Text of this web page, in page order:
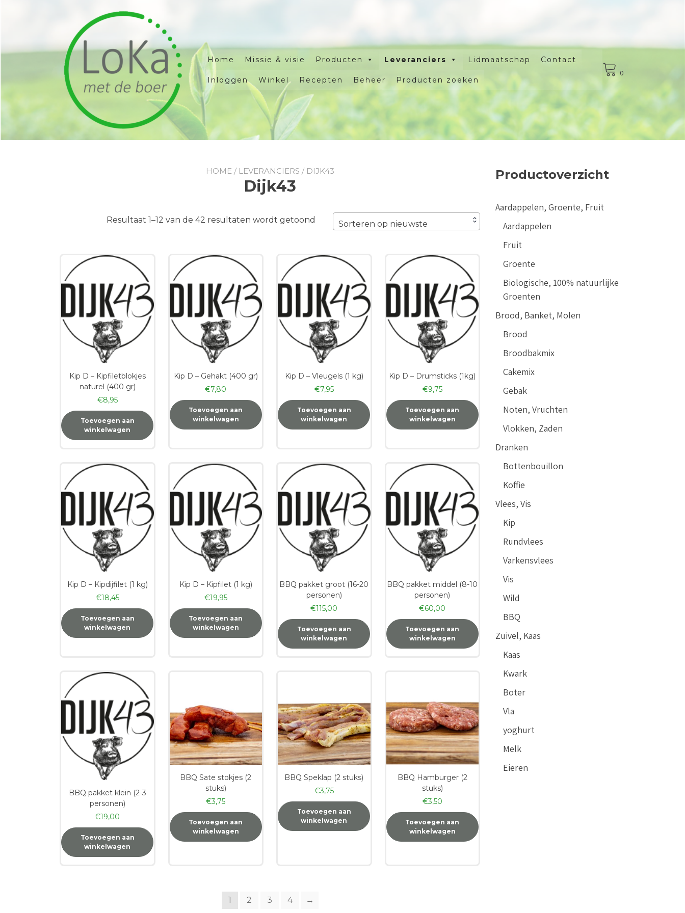
Home Missie & visie Producten Leveranciers Lidmaatschap Contact
Inloggen Winkel Recepten Beheer Producten zoeken
0
HOME/ LEVERANCIERS / DIJK43
Dijk43
Resultaat 1–12 van de 42 resultaten wordt getoond
GesorteerdSorteren op nieuwste
Kip D – Kipfiletblokjes
naturel (400 gr)
€8,95
Toevoegen aan
winkelwagen
Kip D – Gehakt (400 gr)
€7,80
Toevoegen aan
winkelwagen
Kip D – Vleugels (1 kg)
€7,95
Toevoegen aan
winkelwagen
Kip D – Drumsticks (1kg)
€9,75
Toevoegen aan
winkelwagen
Kip D – Kipdijfilet (1 kg)
€18,45
Toevoegen aan
winkelwagen
Kip D – Kipfilet (1 kg)
€19,95
Toevoegen aan
winkelwagen
BBQ pakket groot (16-20
personen)
€115,00
Toevoegen aan
winkelwagen
BBQ pakket middel (8-10
personen)
€60,00
Toevoegen aan
winkelwagen
BBQ pakket klein (2-3
personen)
€19,00
Toevoegen aan
winkelwagen
BBQ Sate stokjes (2
stuks)
€3,75
Toevoegen aan
winkelwagen
BBQ Speklap (2 stuks)
€3,75
Toevoegen aan
winkelwagen
BBQ Hamburger (2
stuks)
€3,50
Toevoegen aan
winkelwagen
1 2 3 4 →
Productoverzicht
Aardappelen, Groente, Fruit
Aardappelen
Fruit
Groente
Biologische, 100% natuurlijke
Groenten
Brood, Banket, Molen
Brood
Broodbakmix
Cakemix
Gebak
Noten, Vruchten
Vlokken, Zaden
Dranken
Bottenbouillon
Koffie
Vlees, Vis
Kip
Rundvlees
Varkensvlees
Vis
Wild
BBQ
Zuivel, Kaas
Kaas
Kwark
Boter
Vla
yoghurt
Melk
Eieren